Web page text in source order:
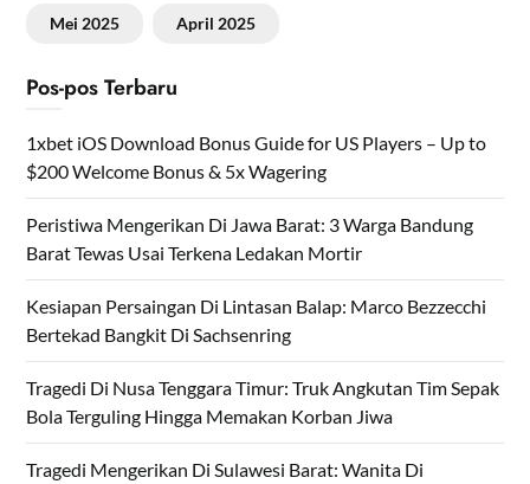
Mei 2025 April 2025
Pos-pos Terbaru
1xbet iOS Download Bonus Guide for US Players – Up to
$200 Welcome Bonus & 5x Wagering
Peristiwa Mengerikan Di Jawa Barat: 3 Warga Bandung
Barat Tewas Usai Terkena Ledakan Mortir
Kesiapan Persaingan Di Lintasan Balap: Marco Bezzecchi
Bertekad Bangkit Di Sachsenring
Tragedi Di Nusa Tenggara Timur: Truk Angkutan Tim Sepak
Bola Terguling Hingga Memakan Korban Jiwa
Tragedi Mengerikan Di Sulawesi Barat: Wanita Di